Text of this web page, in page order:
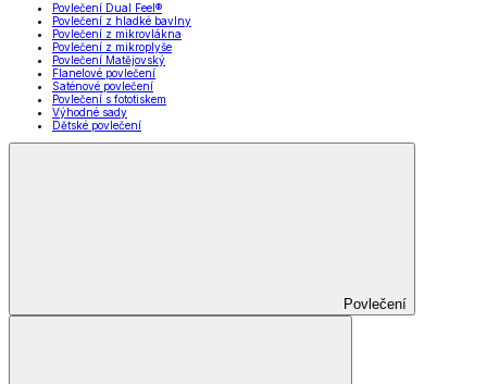
Povlečení Dual Feel®
Povlečení z hladké bavlny
Povlečení z mikrovlákna
Povlečení z mikroplyše
Povlečení Matějovský
Flanelové povlečení
Saténové povlečení
Povlečení s fototiskem
Výhodné sady
Dětské povlečení
Povlečení